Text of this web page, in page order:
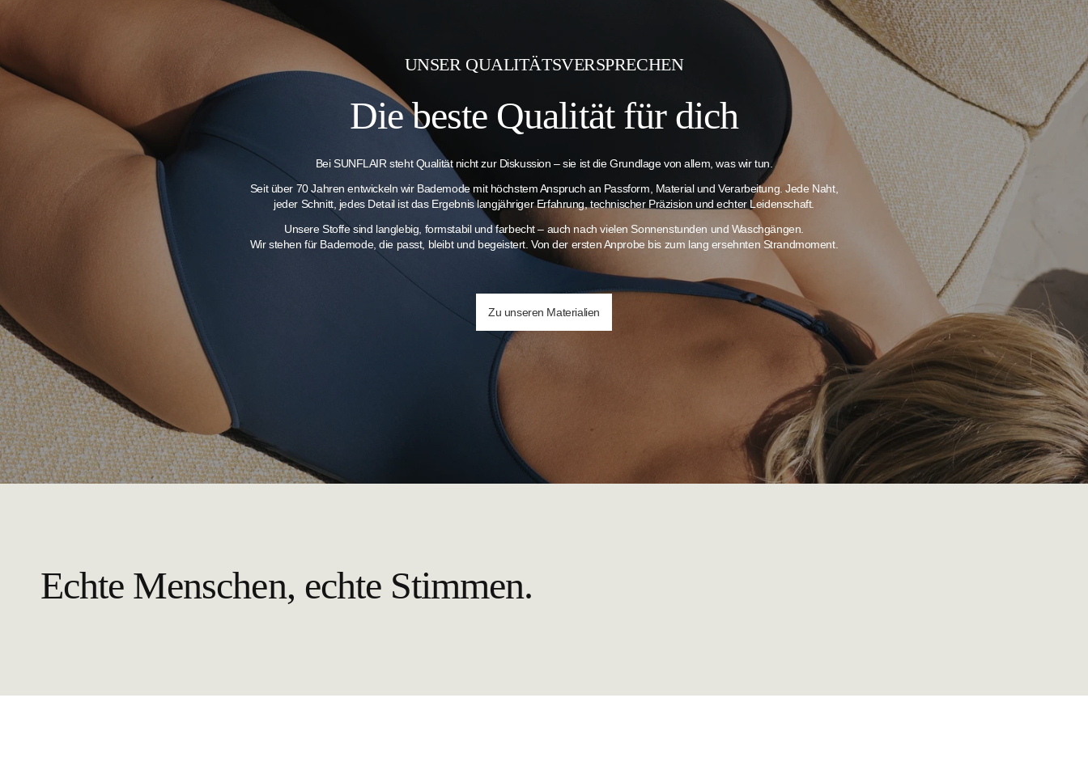
UNSER QUALITÄTSVERSPRECHEN
Die beste Qualität für dich
Bei SUNFLAIR steht Qualität nicht zur Diskussion – sie ist die Grundlage von allem, was wir tun.
Seit über 70 Jahren entwickeln wir Bademode mit höchstem Anspruch an Passform, Material und Verarbeitung. Jede Naht,
jeder Schnitt, jedes Detail ist das Ergebnis langjähriger Erfahrung, technischer Präzision und echter Leidenschaft.
Unsere Stoffe sind langlebig, formstabil und farbecht – auch nach vielen Sonnenstunden und Waschgängen.
Wir stehen für Bademode, die passt, bleibt und begeistert. Von der ersten Anprobe bis zum lang ersehnten Strandmoment.
Zu unseren Materialien
Echte Menschen, echte Stimmen.